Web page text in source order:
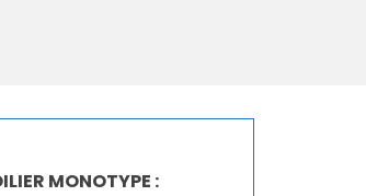
MONOTYPE :